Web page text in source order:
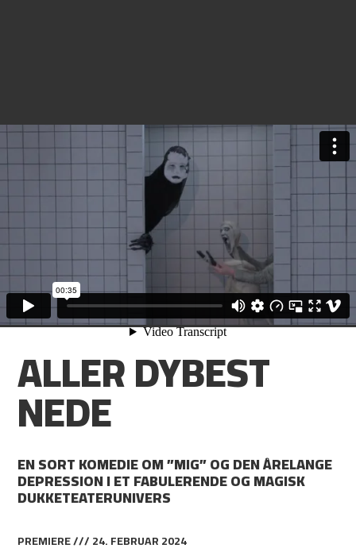
ALLER DYBEST
NEDE
EN SORT KOMEDIE OM ”MIG” OG DEN ÅRELANGE
DEPRESSION I ET FABULERENDE OG MAGISK
DUKKETEATERUNIVERS
PREMIERE /// 24. FEBRUAR 2024